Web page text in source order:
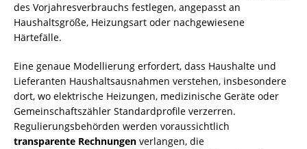
des Vorjahresverbrauchs festlegen, angepasst an
Haushaltsgröße, Heizungsart oder nachgewiesene
Härtefälle.
Eine genaue Modellierung erfordert, dass Haushalte und
Lieferanten Haushaltsausnahmen verstehen, insbesondere
dort, wo elektrische Heizungen, medizinische Geräte oder
Gemeinschaftszähler Standardprofile verzerren.
Regulierungsbehörden werden voraussichtlich
transparente Rechnungen verlangen, die